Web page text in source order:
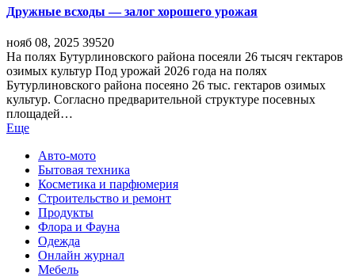
Дружные всходы — залог хорошего урожая
нояб 08, 2025 39520
На полях Бутурлиновского района посеяли 26 тысяч гектаров
озимых культур Под урожай 2026 года на полях
Бутурлиновского района посеяно 26 тыс. гектаров озимых
культур. Согласно предварительной структуре посевных
площадей…
Еще
Авто-мото
Бытовая техника
Косметика и парфюмерия
Строительство и ремонт
Продукты
Флора и Фауна
Одежда
Онлайн журнал
Мебель